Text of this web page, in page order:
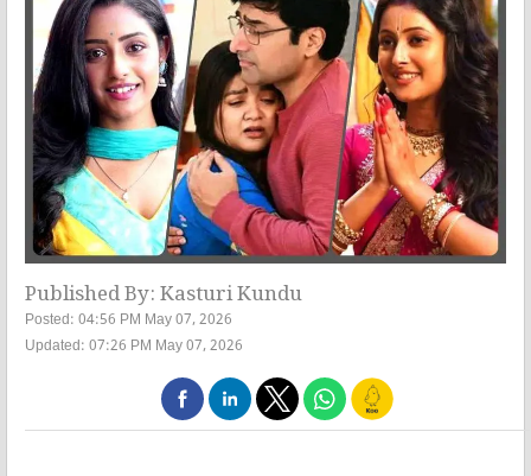
Published By: Kasturi Kundu
Posted: 04:56 PM May 07, 2026
Updated: 07:26 PM May 07, 2026